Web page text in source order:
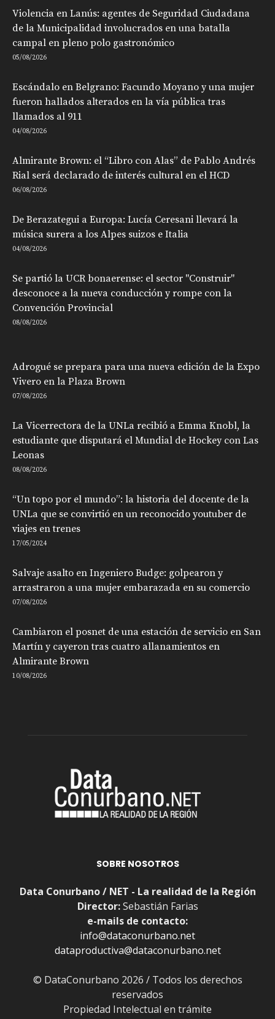
Violencia en Lanús: agentes de Seguridad Ciudadana
de la Municipalidad involucrados en una batalla
campal en pleno polo gastronómico
05/08/2026
Escándalo en Belgrano: Facundo Moyano y una mujer
fueron hallados alterados en la vía pública tras
llamados al 911
04/08/2026
Almirante Brown: el “Libro con Alas” de Pablo Andrés
Rial será declarado de interés cultural en el HCD
06/08/2026
De Berazategui a Europa: Lucía Ceresani llevará la
música surera a los Alpes suizos e Italia
04/08/2026
Se partió la UCR bonaerense: el sector "Construir"
desconoce a la nueva conducción y rompe con la
Convención Provincial
08/08/2026
Adrogué se prepara para una nueva edición de la Expo
Vivero en la Plaza Brown
07/08/2026
La Vicerrectora de la UNLa recibió a Emma Knobl, la
estudiante que disputará el Mundial de Hockey con Las
Leonas
08/08/2026
“Un topo por el mundo”: la historia del docente de la
UNLa que se convirtió en un reconocido youtuber de
viajes en trenes
17/05/2024
Salvaje asalto en Ingeniero Budge: golpearon y
arrastraron a una mujer embarazada en su comercio
07/08/2026
Cambiaron el posnet de una estación de servicio en San
Martín y cayeron tras cuatro allanamientos en
Almirante Brown
10/08/2026
SOBRE NOSOTROS
Data Conurbano / NET - La realidad de la Región
Director:Sebastián Farias
e-mails de contacto:
info@dataconurbano.net
dataproductiva@dataconurbano.net
© DataConurbano 2026 / Todos los derechos
reservados
Propiedad Intelectual en trámite